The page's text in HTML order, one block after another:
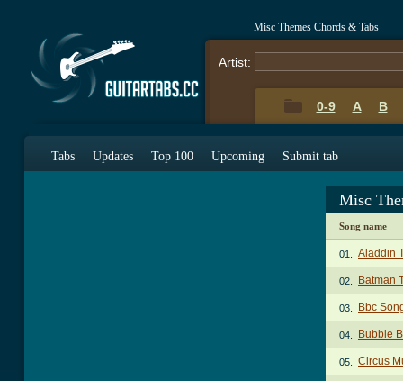
Misc Themes Chords & Tabs
Artist:
0-9 A B
Tabs Updates Top 100 Upcoming Submit tab
Misc
Song name
01. Aladdin
02. Batman
03. Bbc
04. Bubble
05. Circus